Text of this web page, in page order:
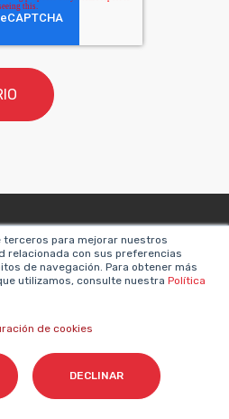
terceros para mejorar nuestros
relacionada con sus preferencias
de navegación. Para obtener más
utilizamos, consulte nuestra Política
de cookies
DECLINAR